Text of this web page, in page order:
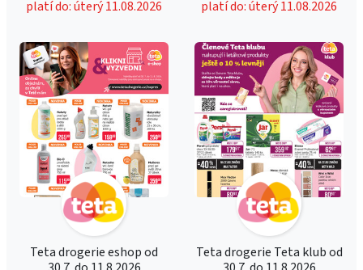
platí do: úterý 11.08.2026
platí do: úterý 11.08.2026
Teta drogerie eshop od
Teta drogerie Teta klub od